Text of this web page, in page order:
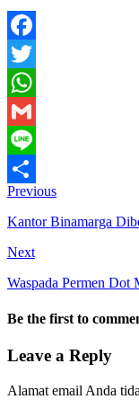
Facebook
Twitter
WhatsApp
Gmail
Line
Share
Previous
Kantor Binamarga
Next
Waspada Permen Dot
Be the first to
Leave a Reply
Alamat email Anda